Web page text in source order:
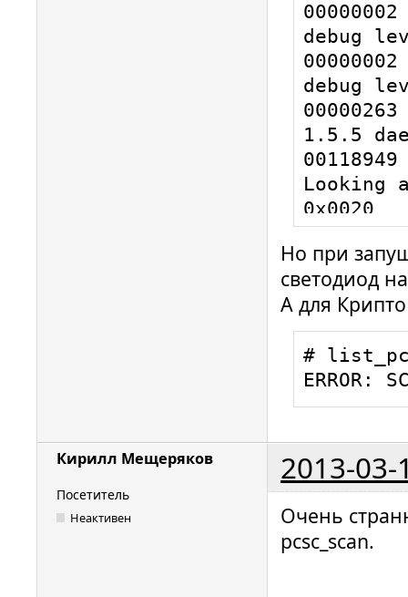
debug
debug
1.5.5
Looking
0x0020
Looking
0x003A
Looking
0x0002
Looking
Looking
Looking
Но при
светодиод
А для
#
ERROR:
Кирилл Мещеряков 2013-03-
Посетитель
Неактивен
Очень
pcsc_scan.